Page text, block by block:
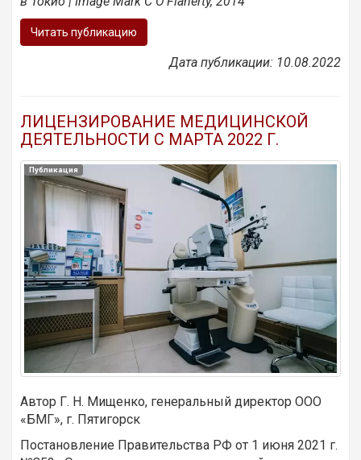
Читать публикацию
Дата публикации: 10.08.2022
ЛИЦЕНЗИРОВАНИЕ МЕДИЦИНСКОЙ
ДЕЯТЕЛЬНОСТИ С МАРТА 2022 Г.
Публикация
Автор Г. Н. Мищенко, генеральный директор ООО
«БМГ», г. Пятигорск
Постановление Правительства РФ от 1 июня 2021 г.